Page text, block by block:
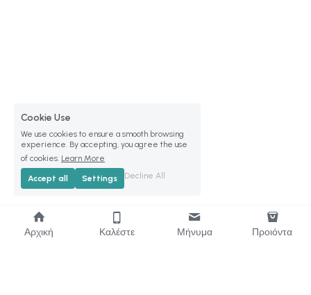
Αρχική Καλέστε Μήνυμα Προιόντα
Cookie Use
We use cookies to ensure a smooth browsing
experience. By accepting, you agree the use
of cookies. Learn More
Accept all Settings Decline All